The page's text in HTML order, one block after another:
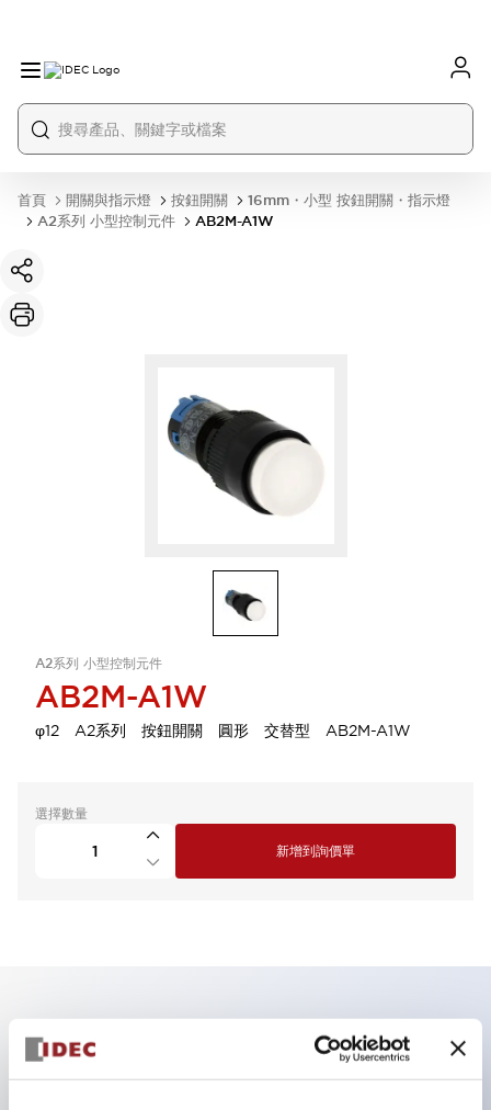
首頁 開關與指示燈 按鈕開關
16mm・小型 按鈕開關・指示燈
A2系列 小型控制元件
AB2M-A1W
A2系列 小型控制元件
AB2M-A1W
φ12 A2系列 按鈕開關 圓形 交替型 AB2M-A1W
選擇數量
新增到詢價單
主要特點